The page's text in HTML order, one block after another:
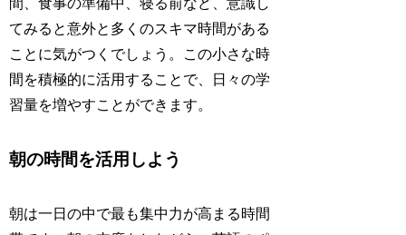
てみると意外と多くのスキマ時間がある
ことに気がつくでしょう。この小さな時
間を積極的に活用することで、日々の学
習量を増やすことができます。
朝の時間を活用しよう
朝は一日の中で最も集中力が高まる時間